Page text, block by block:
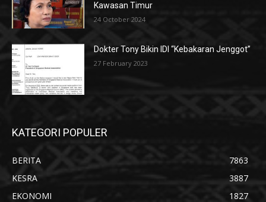
Kawasan Timur
24 October 2024
Dokter Tony Bikin IDI “Kebakaran Jenggot”
27 February 2023
KATEGORI POPULER
BERITA
7863
KESRA
3887
EKONOMI
1827